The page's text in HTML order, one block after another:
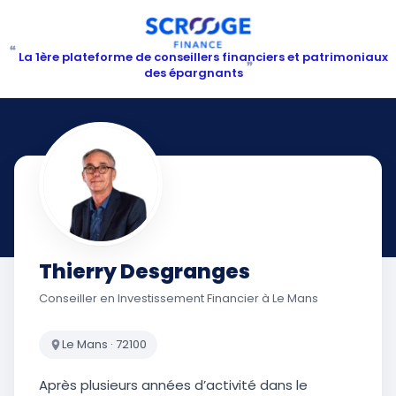
“ La 1ère plateforme de conseillers financiers et patrimoniaux
des épargnants ”
Thierry Desgranges
Conseiller en Investissement Financier à Le Mans
Le Mans · 72100
Après plusieurs années d’activité dans le